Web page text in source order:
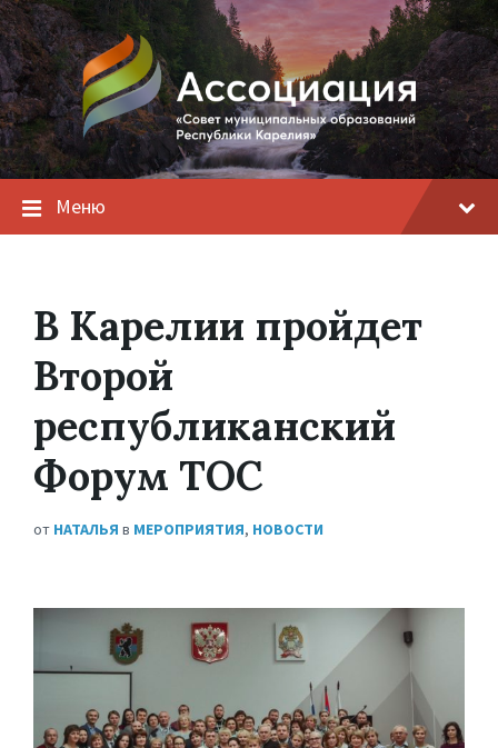
Меню
В Карелии пройдет
Второй
республиканский
Форум ТОС
от НАТАЛЬЯ в МЕРОПРИЯТИЯ, НОВОСТИ